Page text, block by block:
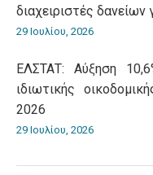
διαχειριστές δανείων
29 Ιουλίου, 2026
ΕΛΣΤΑΤ: Αύξηση
ιδιωτικής
2026
29 Ιουλίου, 2026